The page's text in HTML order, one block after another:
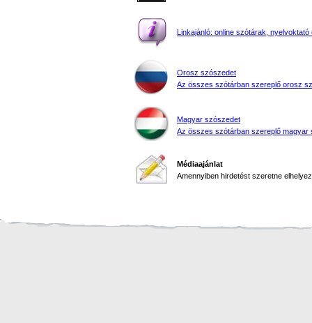
Linkajánló: online szótárak, nyelvoktató
Orosz szószedet
Az összes szótárban szereplő orosz
Magyar szószedet
Az összes szótárban szereplő magyar
Médiaajánlat
Amennyiben hirdetést szeretne